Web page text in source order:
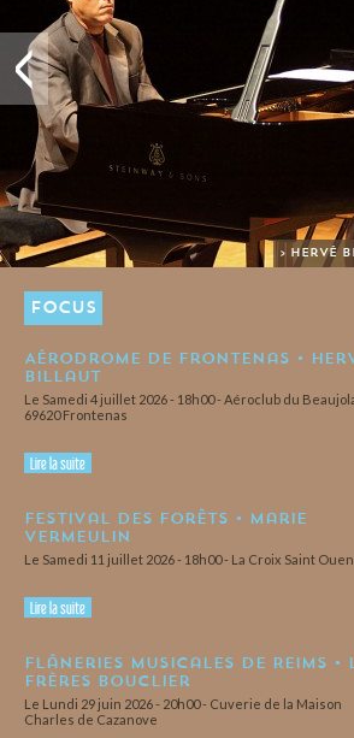
> Hervé
FOCUS
Aérodrome de Frontenas •
Billaut
Le Samedi 4 juillet 2026 - 18h00 - Aéroclub du
69620 Frontenas
Lire la suite
Festival des Forêts • Marie
Vermeulin
Le Samedi 11 juillet 2026 - 18h00 - La Croix Saint
Lire la suite
Flâneries Musicales de Reims •
Frères Bouclier
Le Lundi 29 juin 2026 - 20h00 - Cuverie de la Maison
Charles de Cazanove